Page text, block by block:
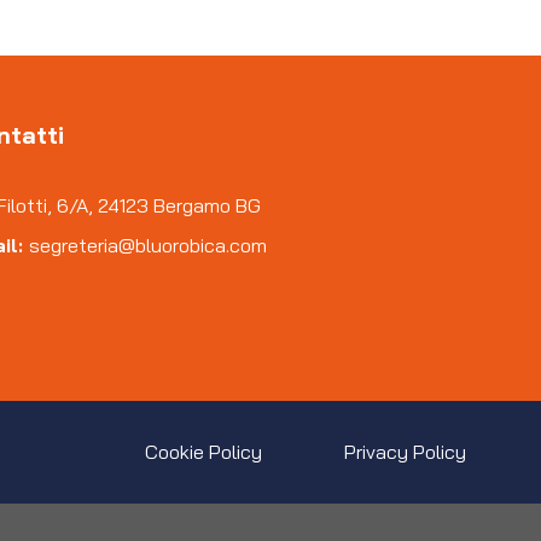
6/A, 24123 Bergamo BG
segreteria@bluorobica.com
Cookie Policy Privacy Policy